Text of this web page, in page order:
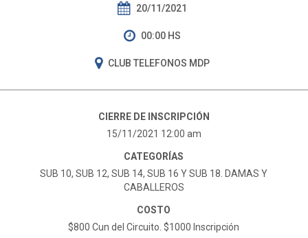
20/11/2021
00:00 HS
CLUB TELEFONOS MDP
CIERRE DE INSCRIPCIÓN
15/11/2021 12:00 am
CATEGORÍAS
SUB 10, SUB 12, SUB 14, SUB 16 Y SUB 18. DAMAS Y
CABALLEROS
COSTO
$800 Cun del Circuito. $1000 Inscripción